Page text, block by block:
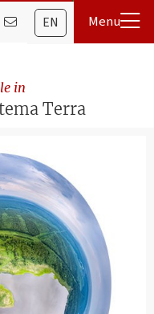
EN
in
Terra